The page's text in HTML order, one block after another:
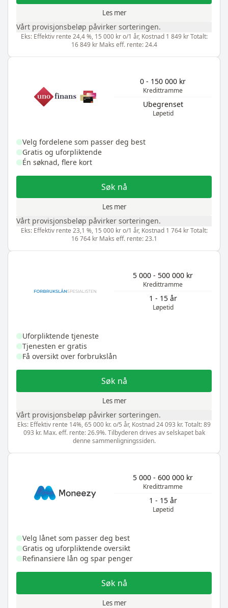
Les mer
Vårt provisjonsbeløp påvirker sorteringen.
Eks: Effektiv rente 24,4 %, 15 000 kr o/1 år, Kostnad 1 849 kr Totalt:
16 849 kr Maks eff. rente: 24.4
Kredittramme
0 - 150 000 kr
Løpetid
Ubegrenset
Velg fordelene som passer deg best
Gratis og uforpliktende
Én søknad, flere kort
Søk nå
Les mer
Vårt provisjonsbeløp påvirker sorteringen.
Eks: Effektiv rente 23,1 %, 15 000 kr o/1 år, Kostnad 1 764 kr Totalt:
16 764 kr Maks eff. rente: 23.1
Kredittramme
5 000 - 500 000 kr
Løpetid
1 - 15 år
Uforpliktende tjeneste
Tjenesten er gratis
Få oversikt over forbrukslån
Søk nå
Les mer
Vårt provisjonsbeløp påvirker sorteringen.
Eks: Effektiv rente 14%, 65 000 kr. o/5 år, Kostnad 24 093 kr. Totalt: 89
093 kr. Max. eff. rente: 26.9%. Tilbyderen drives av selskapet bak
denne sammenligningssiden.
Kredittramme
5 000 - 600 000 kr
Løpetid
1 - 15 år
Velg lånet som passer deg best
Gratis og uforpliktende oversikt
Refinansiere lån og spar penger
Søk nå
Les mer